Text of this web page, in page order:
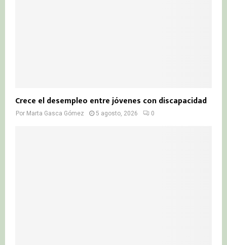
Crece el desempleo entre jóvenes con discapacidad
Por Marta Gasca Gómez 5 agosto, 2026 0